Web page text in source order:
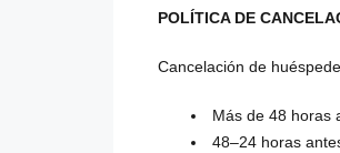
POLÍTICA DE
Cancelación de
Más de 48 horas
48–24 horas